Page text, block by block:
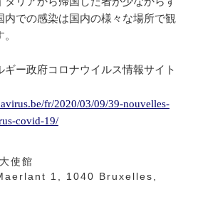
内での感染は国内の様々な場所で観
ギー政府コロナウイルス情報サイト
fr/2020/03/09/39-nouvelles-
covid-19/
使館
1, 1040 Bruxelles,